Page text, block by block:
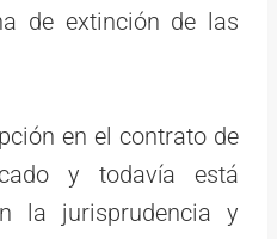
de extinción de las
en el contrato de
y todavía está
la jurisprudencia y